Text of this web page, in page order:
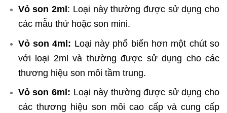
Vỏ son 2ml: Loại này thường được sử dụng cho
các mẫu thử hoặc son mini.
Vỏ son 4ml: Loại này phổ biến hơn một chút so
với loại 2ml và thường được sử dụng cho các
thương hiệu son môi tầm trung.
Vỏ son 6ml: Loại này thường được sử dụng cho
các thương hiệu son môi cao cấp và cung cấp